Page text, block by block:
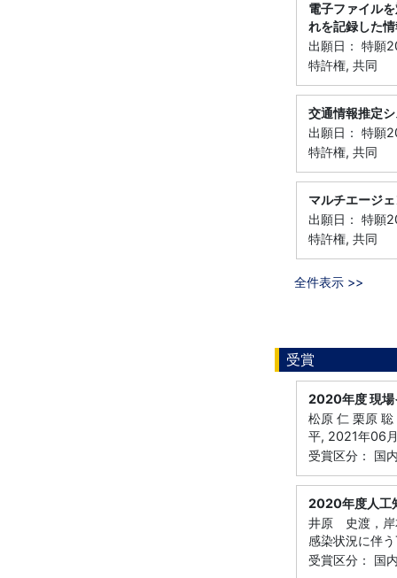
電子ファイル
れを記録した
出願日： 特
特許権, 共同
交通情報推定
出願日： 特
特許権, 共同
マルチエージ
出願日： 特願
特許権, 共同
全件表示 >>
受賞
2020年度 現場
松原 仁 栗原
平, 2021年06
受賞区分： 国
2020年度人工
井原 史渡，岸
感染状況に伴
受賞区分： 国